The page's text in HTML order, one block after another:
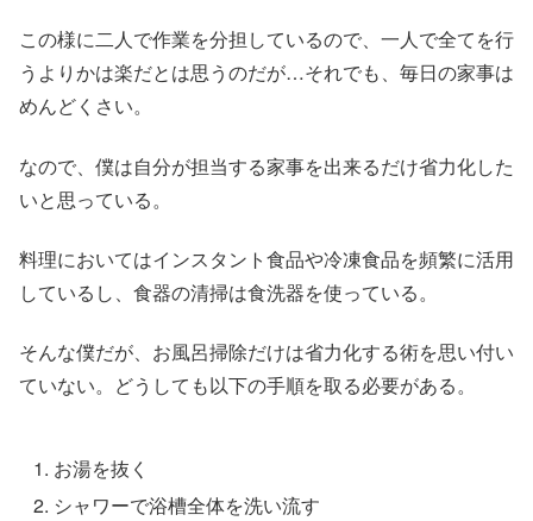
この様に二人で作業を分担しているので、一人で全てを行
うよりかは楽だとは思うのだが…それでも、毎日の家事は
めんどくさい。
なので、僕は自分が担当する家事を出来るだけ省力化した
いと思っている。
料理においてはインスタント食品や冷凍食品を頻繁に活用
しているし、食器の清掃は食洗器を使っている。
そんな僕だが、お風呂掃除だけは省力化する術を思い付い
ていない。どうしても以下の手順を取る必要がある。
お湯を抜く
シャワーで浴槽全体を洗い流す